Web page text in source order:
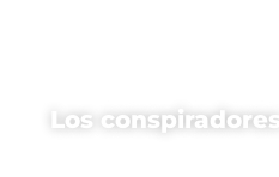
Los conspiradores